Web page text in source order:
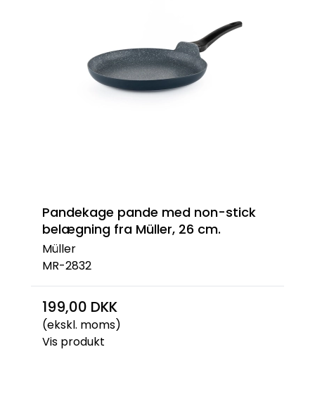
Pandekage pande med non-stick
belægning fra Müller, 26 cm.
Müller
MR-2832
199,00 DKK
(ekskl. moms)
Vis produkt